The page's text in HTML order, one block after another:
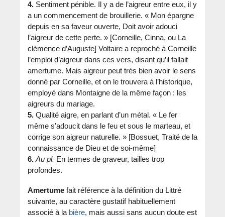
4. Sentiment pénible. Il y a de l’aigreur entre eux, il y
a un commencement de brouillerie. « Mon épargne
depuis en sa faveur ouverte, Doit avoir adouci
l’aigreur de cette perte. » [Corneille, Cinna, ou La
clémence d’Auguste] Voltaire a reproché à Corneille
l’emploi d’aigreur dans ces vers, disant qu’il fallait
amertume. Mais aigreur peut très bien avoir le sens
donné par Corneille, et on le trouvera à l’historique,
employé dans Montaigne de la même façon : les
aigreurs du mariage.
5. Qualité aigre, en parlant d’un métal. « Le fer
même s’adoucit dans le feu et sous le marteau, et
corrige son aigreur naturelle. » [Bossuet, Traité de la
connaissance de Dieu et de soi-même]
6. Au pl. En termes de graveur, tailles trop
profondes.
Amertume fait référence à la définition du Littré
suivante, au caractère gustatif habituellement
associé à la bière, mais aussi sans aucun doute est